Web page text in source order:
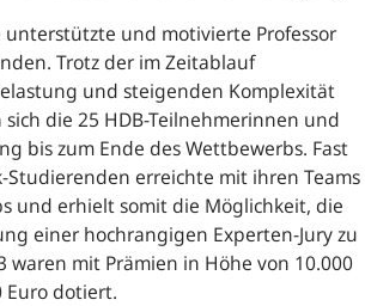
unterstützte und motivierte Professor
Trotz der im Zeitablauf
und steigenden Komplexität
die 25 HDB-Teilnehmerinnen und
bis zum Ende des Wettbewerbs. Fast
erreichte mit ihren Teams
und erhielt somit die Möglichkeit, die
einer hochrangigen Experten-Jury zu
waren mit Prämien in Höhe von 10.000
Euro dotiert.